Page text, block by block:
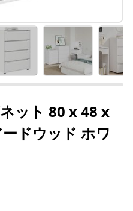
ット 80 x 48 x
ドウッド ホワ